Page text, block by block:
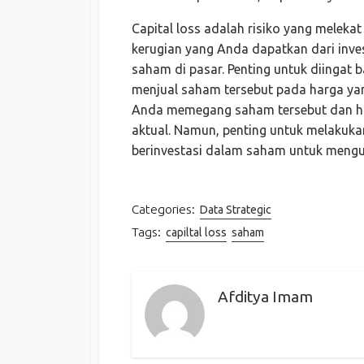
Capital loss adalah risiko yang
kerugian yang Anda dapatkan dari
saham di pasar. Penting untuk diingat
menjual saham tersebut pada harga
Anda memegang saham tersebut dan
aktual. Namun, penting untuk
berinvestasi dalam saham untuk
Categories: Data Strategic
Tags: capiltal loss saham
Afditya Imam